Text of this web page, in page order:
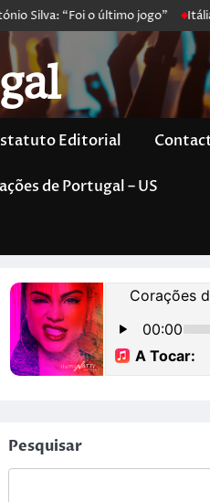
Silva: “Foi o último jogo” Itália
Editorial
de Portugal – US
Pesquisar